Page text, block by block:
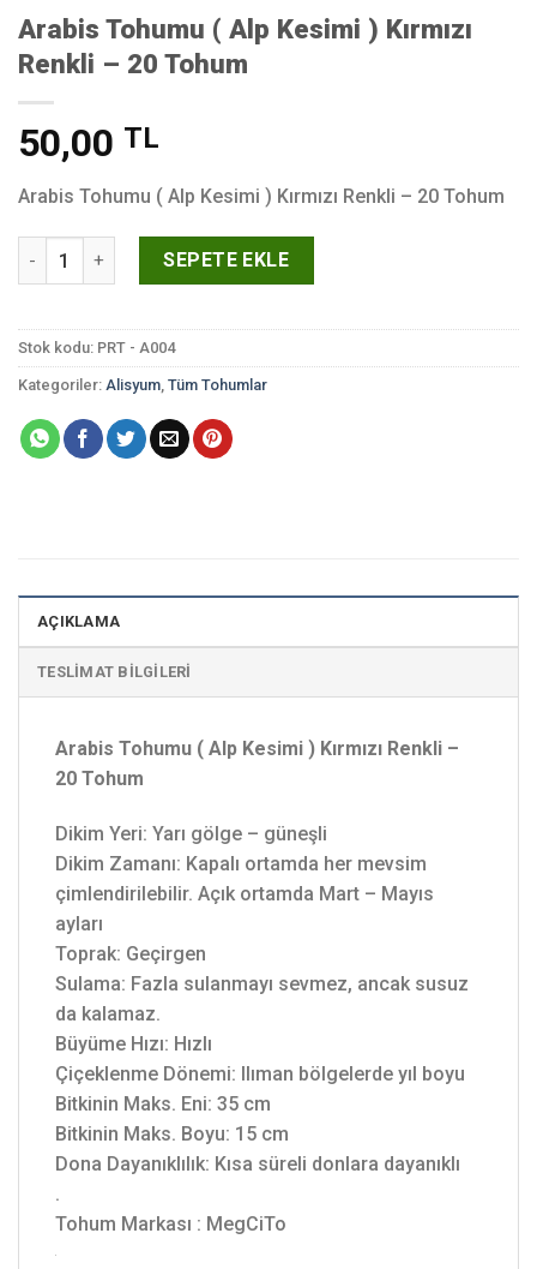
Arabis Tohumu ( Alp Kesimi ) Kırmızı
Renkli – 20 Tohum
50,00 TL
Arabis Tohumu ( Alp Kesimi ) Kırmızı Renkli – 20 Tohum
Arabis Tohumu ( Alp Kesimi ) Kırmızı Renkli - 20 Tohum adet
SEPETE EKLE
Stok kodu: PRT - A004
Kategoriler: Alisyum Tüm Tohumlar
AÇIKLAMA
TESLIMAT BILGILERI
Arabis Tohumu ( Alp Kesimi ) Kırmızı Renkli –
20 Tohum
Dikim Yeri: Yarı gölge – güneşli
Dikim Zamanı: Kapalı ortamda her mevsim
çimlendirilebilir. Açık ortamda Mart – Mayıs
ayları
Toprak: Geçirgen
Sulama: Fazla sulanmayı sevmez, ancak susuz
da kalamaz.
Büyüme Hızı: Hızlı
Çiçeklenme Dönemi: Ilıman bölgelerde yıl boyu
Bitkinin Maks. Eni: 35 cm
Bitkinin Maks. Boyu: 15 cm
Dona Dayanıklılık: Kısa süreli donlara dayanıklı
.
Tohum Markası : MegCiTo